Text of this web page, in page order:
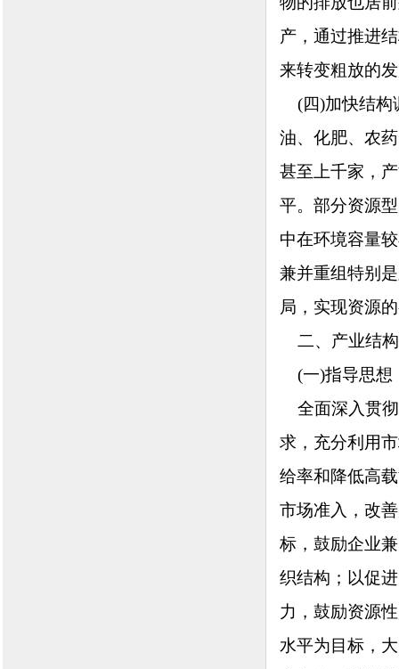
产，通过推进
来转变粗放的
(四)加快结构
油、化肥、农
甚至上千家，
平。部分资源
中在环境容量
兼并重组特别
局，实现资源
二、产业结构
(一)指导思想
全面深入贯彻
求，充分利用
给率和降低高
市场准入，改
标，鼓励企业
织结构；以促
力，鼓励资源
水平为目标，